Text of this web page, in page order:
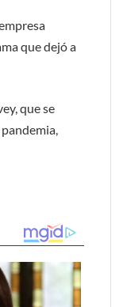
que dejó a
que se